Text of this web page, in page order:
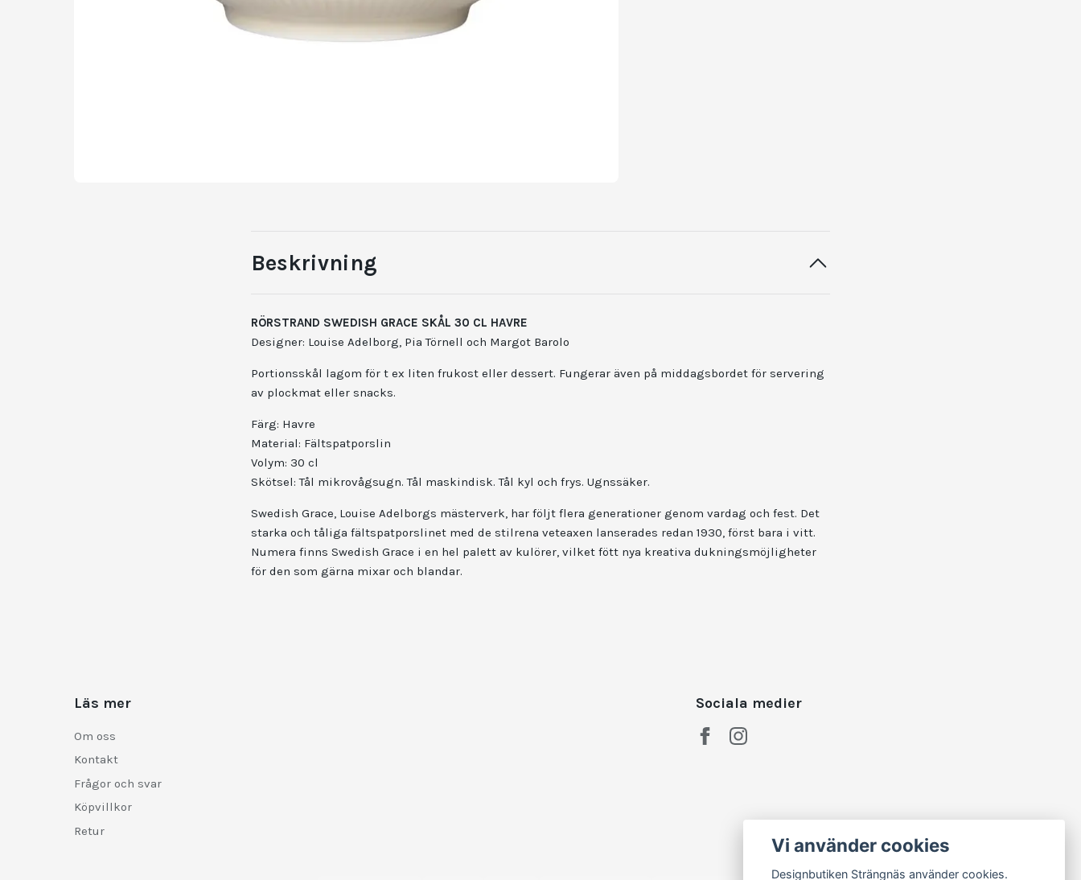
Beskrivning
RÖRSTRAND SWEDISH GRACE SKÅL 30 CL HAVRE
Designer: Louise Adelborg, Pia Törnell och Margot Barolo
Portionsskål lagom för t ex liten frukost eller dessert. Fungerar även på middagsbordet för servering
av plockmat eller snacks.
Färg: Havre
Material: Fältspatporslin
Volym: 30 cl
Skötsel: Tål mikrovågsugn. Tål maskindisk. Tål kyl och frys. Ugnssäker.
Swedish Grace, Louise Adelborgs mästerverk, har följt flera generationer genom vardag och fest. Det
starka och tåliga fältspatporslinet med de stilrena veteaxen lanserades redan 1930, först bara i vitt.
Numera finns Swedish Grace i en hel palett av kulörer, vilket fött nya kreativa dukningsmöjligheter
för den som gärna mixar och blandar.
Läs mer
Om oss
Kontakt
Frågor och svar
Köpvillkor
Retur
Sociala medier
Vi använder cookies
Designbutiken Strängnäs använder cookies.